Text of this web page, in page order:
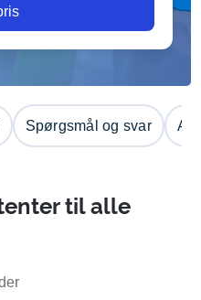
Spørgsmål og svar
til alle